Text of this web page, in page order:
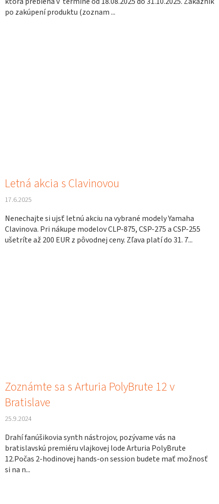
po zakúpení produktu (zoznam ...
Letná akcia s Clavinovou
17.6.2025
Nenechajte si ujsť letnú akciu na vybrané modely Yamaha
Clavinova. Pri nákupe modelov CLP-875, CSP-275 a CSP-255
ušetríte až 200 EUR z pôvodnej ceny. Zľava platí do 31. 7...
Zoznámte sa s Arturia PolyBrute 12 v
Bratislave
25.9.2024
Drahí fanúšikovia synth nástrojov, pozývame vás na
bratislavskú premiéru vlajkovej lode Arturia PolyBrute
12.Počas 2-hodinovej hands-on session budete mať možnosť
si na n...